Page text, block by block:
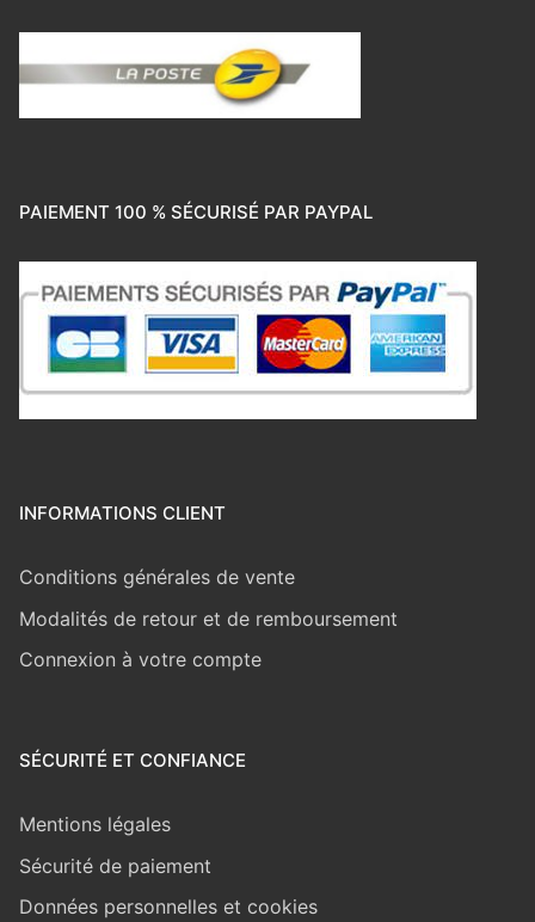
PAIEMENT 100 % SÉCURISÉ PAR PAYPAL
INFORMATIONS CLIENT
Conditions générales de vente
Modalités de retour et de remboursement
Connexion à votre compte
SÉCURITÉ ET CONFIANCE
Mentions légales
Sécurité de paiement
Données personnelles et cookies